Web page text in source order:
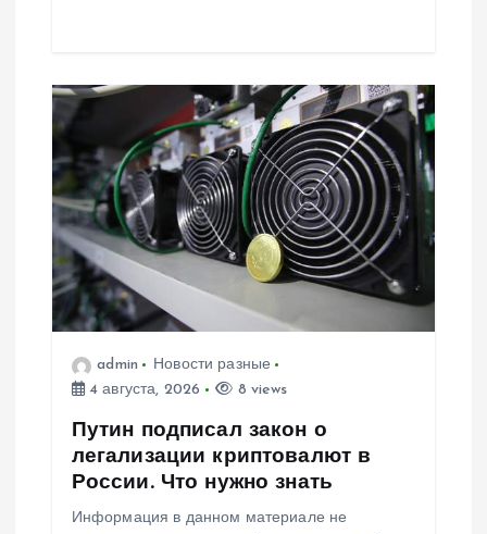
admin
Новости разные
4 августа, 2026
8 views
Путин подписал закон о
легализации криптовалют в
России. Что нужно знать
Информация в данном материале не